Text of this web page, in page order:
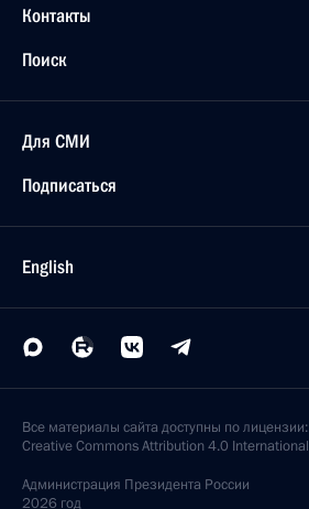
Контакты
Поиск
Для СМИ
Подписаться
English
Все материалы сайта доступны по лицензии:
Creative Commons Attribution 4.0 International
Администрация Президента России
2026 год